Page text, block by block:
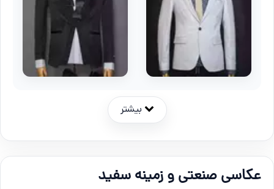
بیشتر
عکاسی صنعتی و زمینه سفید